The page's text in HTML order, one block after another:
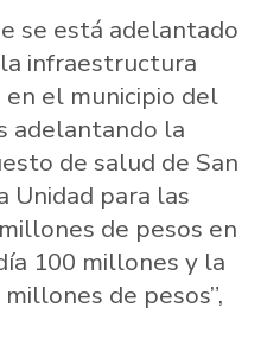
se está adelantado
infraestructura
el municipio del
adelantando la
de salud de San
Unidad para las
de pesos en
100 millones y la
de pesos”,